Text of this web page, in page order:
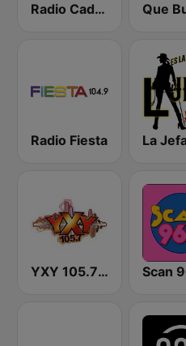
Radio Cadena YSKL La Poderosa
Radio Fiesta
YXY 105.7 FM